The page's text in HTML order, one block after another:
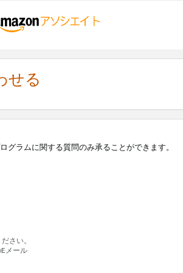
せる
ラムに関する質問のみ承ることができます。
さい。
メール